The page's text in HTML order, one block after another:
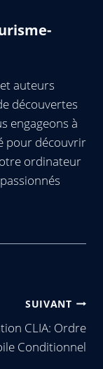
auteurs
découvertes
engageons à
pour découvrir
ordinateur
SUIVANT
CLIA: Ordre
Conditionnel